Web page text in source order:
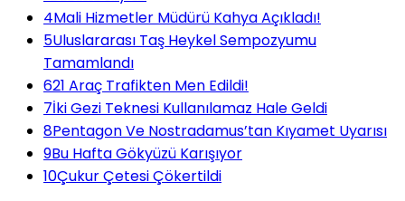
4Mali Hizmetler Müdürü Kahya Açıkladı!
5Uluslararası Taş Heykel Sempozyumu
Tamamlandı
621 Araç Trafikten Men Edildi!
7İki Gezi Teknesi Kullanılamaz Hale Geldi
8Pentagon Ve Nostradamus’tan Kıyamet Uyarısı
9Bu Hafta Gökyüzü Karışıyor
10Çukur Çetesi Çökertildi